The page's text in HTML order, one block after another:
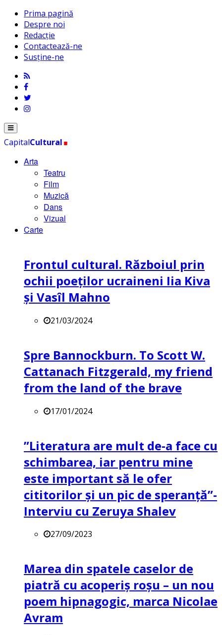
Prima pagină
Despre noi
Redacție
Contactează-ne
Susține-ne
Menu
CapitalCultural.
Arta
Teatru
Film
Muzică
Dans
Vizual
Carte
Frontul cultural. Războiul prin
ochii poeților ucraineni Iia Kiva
și Vasîl Mahno
21/03/2024
Spre Bannockburn. To Scott W.
Cattanach Fitzgerald, my friend
from the land of the brave
17/01/2024
”Literatura are mult de-a face cu
schimbarea, iar pentru mine
este important să le ofer
cititorilor și un pic de speranță”-
Interviu cu Zeruya Shalev
27/09/2023
Marea din spatele caselor de
piatră cu acoperiș roșu – un nou
poem hipnagogic, marca Nicolae
Avram